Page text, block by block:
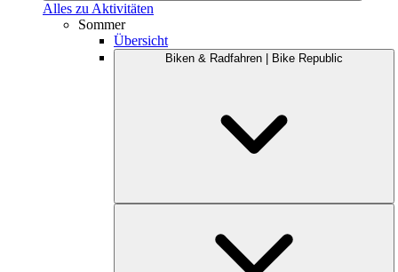
Alles zu Aktivitäten
Sommer
Übersicht
Biken & Radfahren | Bike Republic